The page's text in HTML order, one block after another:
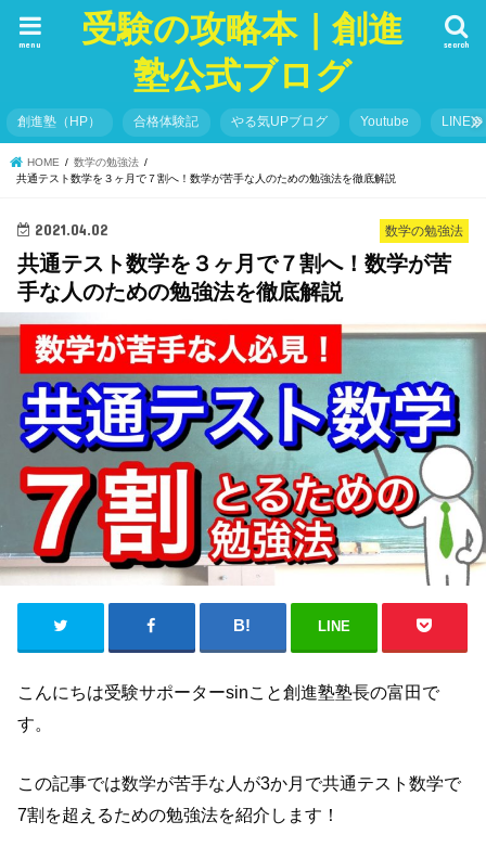
受験の攻略本｜創進
塾公式ブログ
search
menu
創進塾（HP） 合格体験記 やる気UPブログ Youtube LINE＠
HOME
数学の勉強法
共通テスト数学を３ヶ月で７割へ！数学が苦手な人のための勉強法を徹底解説
数学の勉強法
2021.04.02
共通テスト数学を３ヶ月で７割へ！数学が苦
手な人のための勉強法を徹底解説
LINE
こんにちは受験サポーターsinこと創進塾塾長の富田で
す。
この記事では数学が苦手な人が3か月で共通テスト数学で
7割を超えるための勉強法を紹介します！